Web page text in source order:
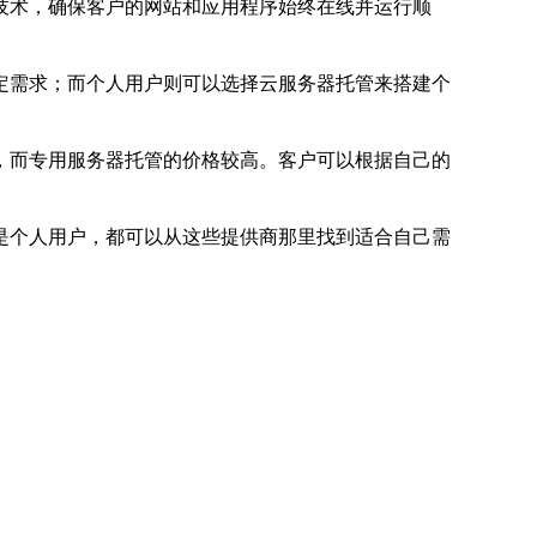
，确保客户的网站和应用程序始终在线并运行顺
求；而个人用户则可以选择云服务器托管来搭建个
专用服务器托管的价格较高。客户可以根据自己的
人用户，都可以从这些提供商那里找到适合自己需